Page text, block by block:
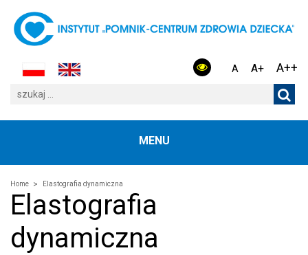
A A+ A++
MENU
Home Elastografia dynamiczna
Elastografia
dynamiczna